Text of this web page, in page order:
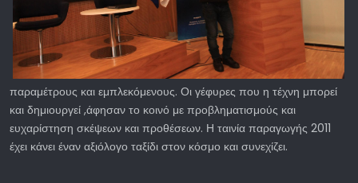
παραμέτρους και εμπλεκόμενους. Οι γέφυρες που η τέχνη μπορεί
και δημιουργεί ,άφησαν το κοινό με προβληματισμούς και
ευχαρίστηση σκέψεων και προθέσεων. Η ταινία παραγωγής 2011
έχει κάνει έναν αξιόλογο ταξίδι στον κόσμο και συνεχίζει.